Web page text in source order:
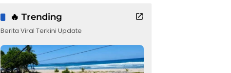
🔥 Trending
Berita Viral Terkini Update